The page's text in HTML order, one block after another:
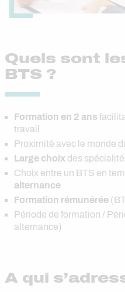
Quels sont
BTS ?
Formation en 2 ans
travail
Proximité avec le monde
Large choix des
Choix entre un BTS en
alternance
Formation rémunérée
Période de formation /
alternance)
A qui